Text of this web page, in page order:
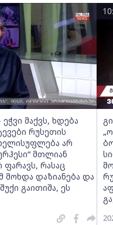
მაქვს, ხდება
რუსეთის
არ
მთლიან
რასაც
მოხდა დაზიანება და
გაითიშა, ეს